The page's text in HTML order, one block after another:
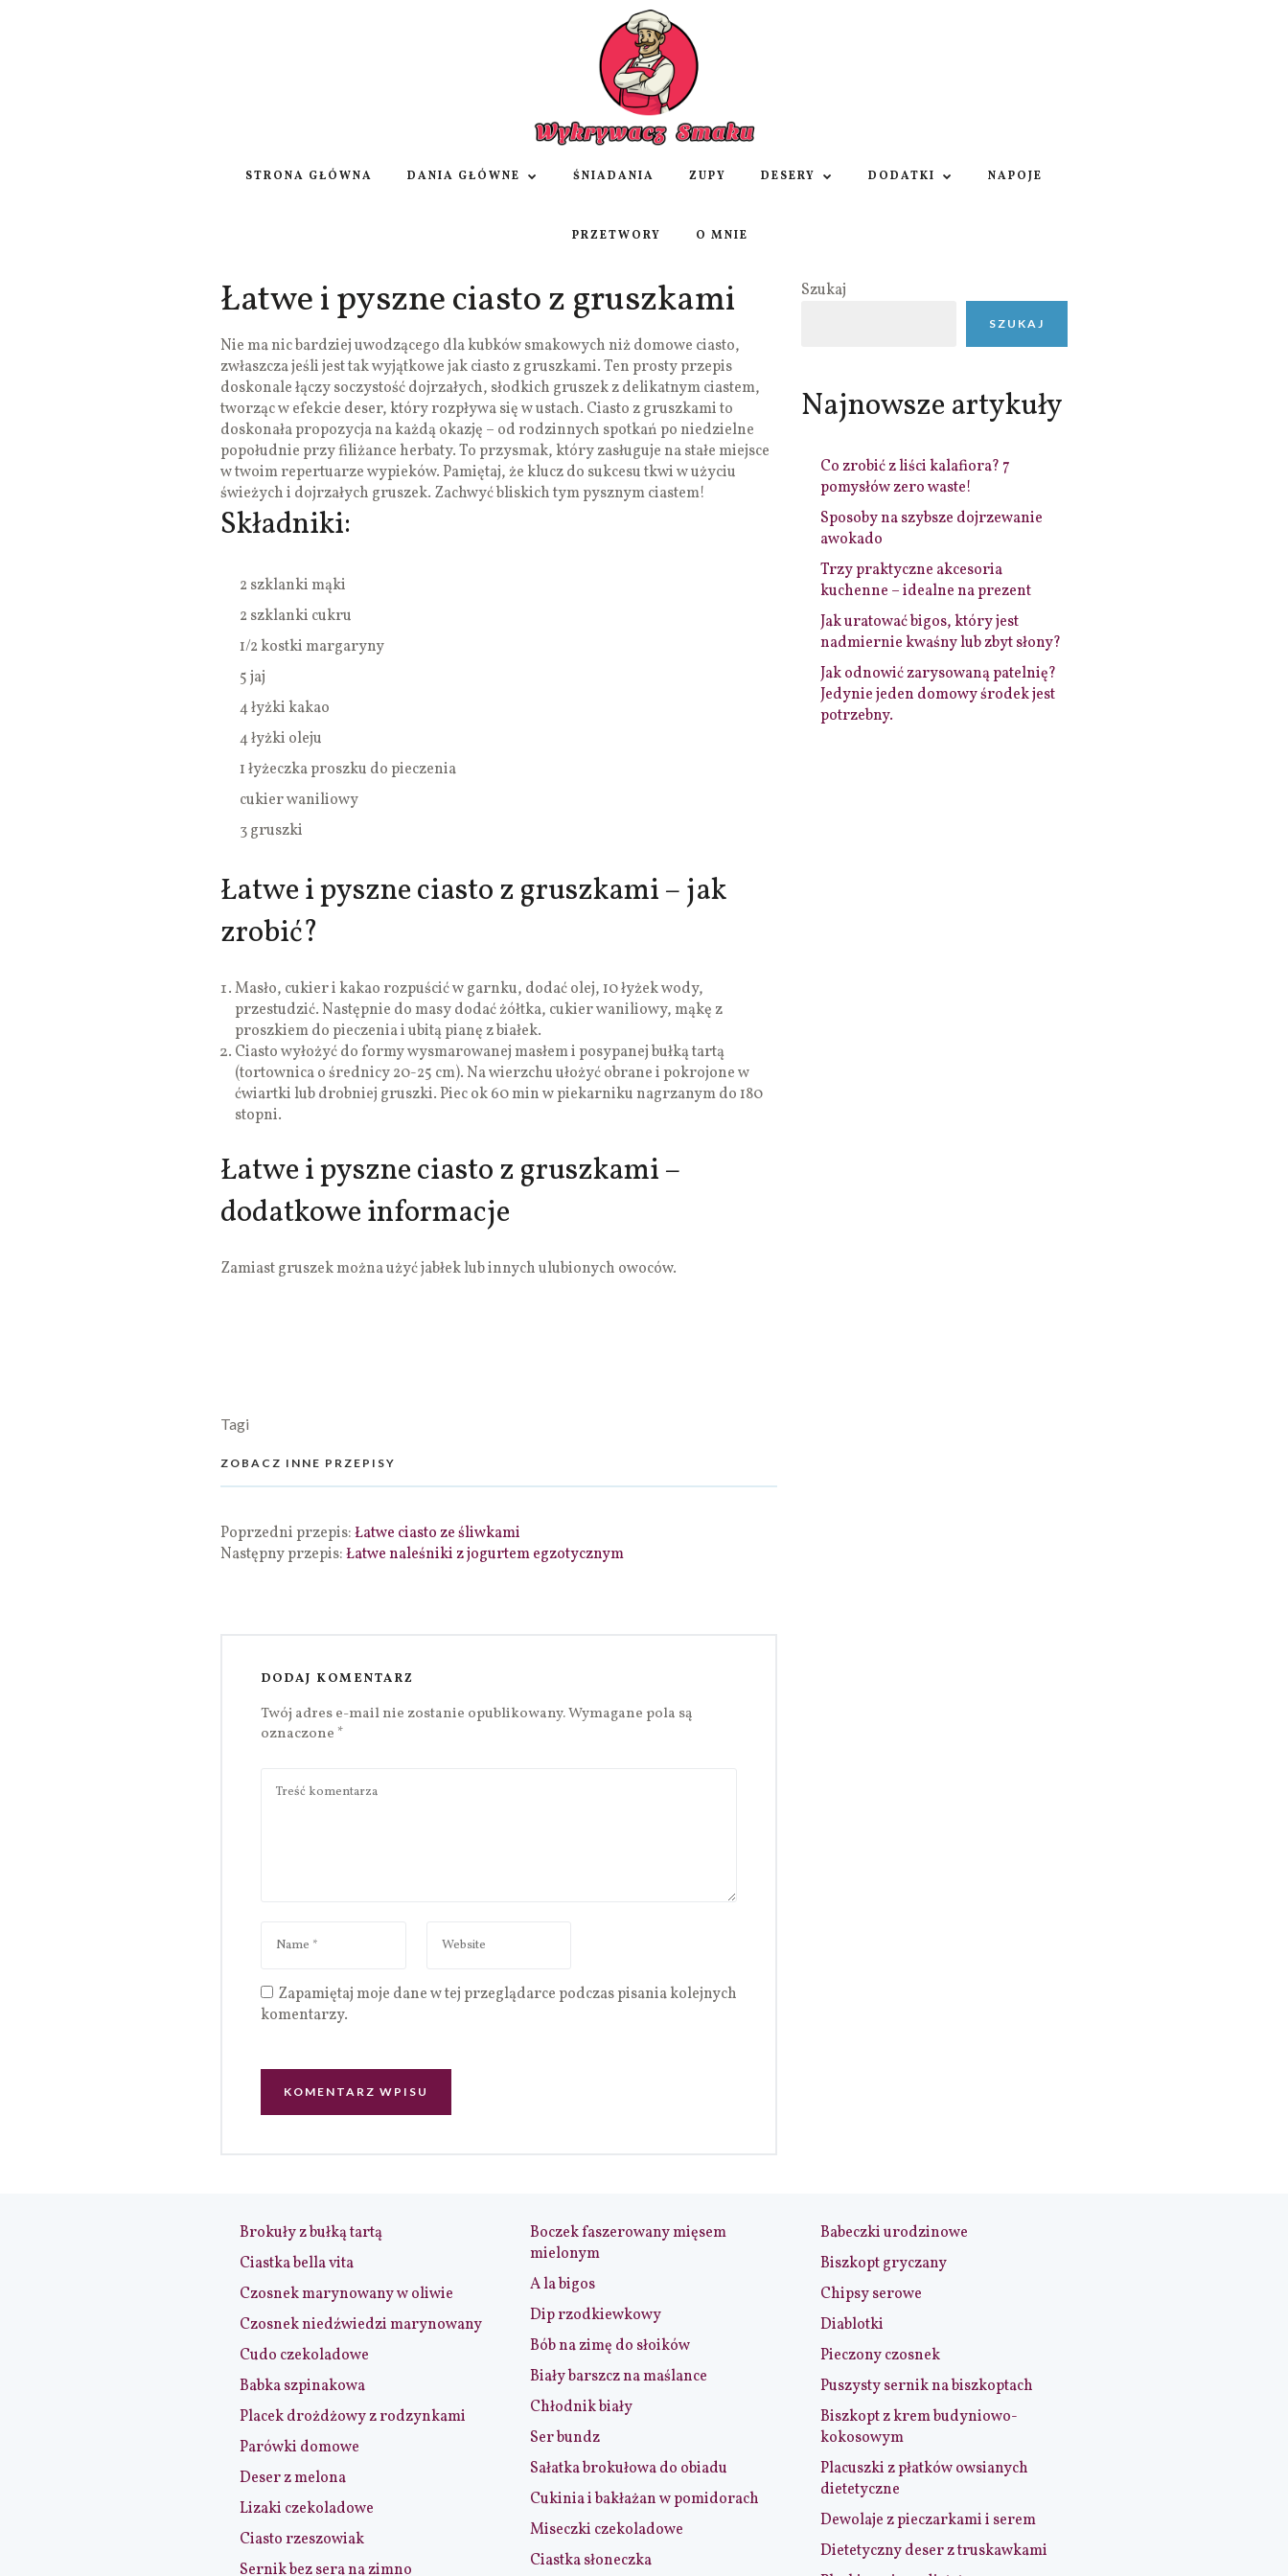
STRONA GŁÓWNA DANIA GŁÓWNE ŚNIADANIA ZUPY DESERY DODATKI NAPOJE
PRZETWORY O MNIE
Łatwe i pyszne ciasto z gruszkami
Nie ma nic bardziej uwodzącego dla kubków smakowych niż domowe ciasto,
zwłaszcza jeśli jest tak wyjątkowe jak ciasto z gruszkami. Ten prosty przepis
doskonale łączy soczystość dojrzałych, słodkich gruszek z delikatnym ciastem,
tworząc w efekcie deser, który rozpływa się w ustach. Ciasto z gruszkami to
doskonała propozycja na każdą okazję – od rodzinnych spotkań po niedzielne
popołudnie przy filiżance herbaty. To przysmak, który zasługuje na stałe miejsce
w twoim repertuarze wypieków. Pamiętaj, że klucz do sukcesu tkwi w użyciu
świeżych i dojrzałych gruszek. Zachwyć bliskich tym pysznym ciastem!
Składniki:
2 szklanki mąki
2 szklanki cukru
1/2 kostki margaryny
5 jaj
4 łyżki kakao
4 łyżki oleju
1 łyżeczka proszku do pieczenia
cukier waniliowy
3 gruszki
Łatwe i pyszne ciasto z gruszkami – jak
zrobić?
Masło, cukier i kakao rozpuścić w garnku, dodać olej, 10 łyżek wody,
przestudzić. Następnie do masy dodać żółtka, cukier waniliowy, mąkę z
proszkiem do pieczenia i ubitą pianę z białek.
Ciasto wyłożyć do formy wysmarowanej masłem i posypanej bułką tartą
(tortownica o średnicy 20-25 cm). Na wierzchu ułożyć obrane i pokrojone w
ćwiartki lub drobniej gruszki. Piec ok 60 min w piekarniku nagrzanym do 180
stopni.
Łatwe i pyszne ciasto z gruszkami –
dodatkowe informacje
Zamiast gruszek można użyć jabłek lub innych ulubionych owoców.
Tagi
ZOBACZ INNE PRZEPISY
Poprzedni przepis:Łatwe ciasto ze śliwkami
Następny przepis:Łatwe naleśniki z jogurtem egzotycznym
DODAJ KOMENTARZ
Twój adres e-mail nie zostanie opublikowany.Wymagane pola są
oznaczone *
Zapamiętaj moje dane w tej przeglądarce podczas pisania kolejnych
komentarzy.
Szukaj
SZUKAJ
Najnowsze artykuły
Co zrobić z liści kalafiora? 7
pomysłów zero waste!
Sposoby na szybsze dojrzewanie
awokado
Trzy praktyczne akcesoria
kuchenne – idealne na prezent
Jak uratować bigos, który jest
nadmiernie kwaśny lub zbyt słony?
Jak odnowić zarysowaną patelnię?
Jedynie jeden domowy środek jest
potrzebny.
Brokuły z bułką tartą
Ciastka bella vita
Czosnek marynowany w oliwie
Czosnek niedźwiedzi marynowany
Cudo czekoladowe
Babka szpinakowa
Placek drożdżowy z rodzynkami
Parówki domowe
Deser z melona
Lizaki czekoladowe
Ciasto rzeszowiak
Sernik bez sera na zimno
Boczek faszerowany mięsem
mielonym
A la bigos
Dip rzodkiewkowy
Bób na zimę do słoików
Biały barszcz na maślance
Chłodnik biały
Ser bundz
Sałatka brokułowa do obiadu
Cukinia i bakłażan w pomidorach
Miseczki czekoladowe
Ciastka słoneczka
Babeczki urodzinowe
Biszkopt gryczany
Chipsy serowe
Diablotki
Pieczony czosnek
Puszysty sernik na biszkoptach
Biszkopt z krem budyniowo-
kokosowym
Placuszki z płatków owsianych
dietetyczne
Dewolaje z pieczarkami i serem
Dietetyczny deser z truskawkami